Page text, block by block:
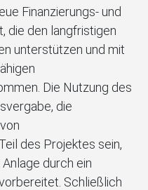
Finanzierungs- und
die den langfristigen
unterstützen und mit
Die Nutzung des
die
des Projektes sein,
durch ein
Schließlich